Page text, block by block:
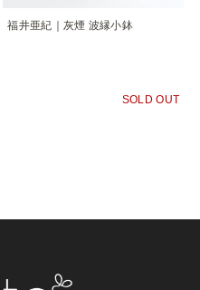
福井亜紀｜灰煙 波縁小鉢
SOLD OUT